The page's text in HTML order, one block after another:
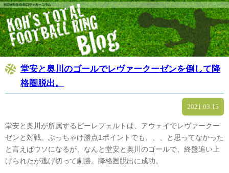
堂安と奥川のゴールでレヴァークーゼンを倒して降
格圏脱出。
2021.03.15
堂安と奥川が所属するビーレフェルトは、アウェイでレヴァークー
ゼンと対戦。ぶっちゃけ勝点1ポイントでも、、、と思ってなかった
と言えばウソになるが、なんと堂安と奥川のゴールで、終盤追い上
げられたが逃げ切って劇勝。降格圏脱出に成功。